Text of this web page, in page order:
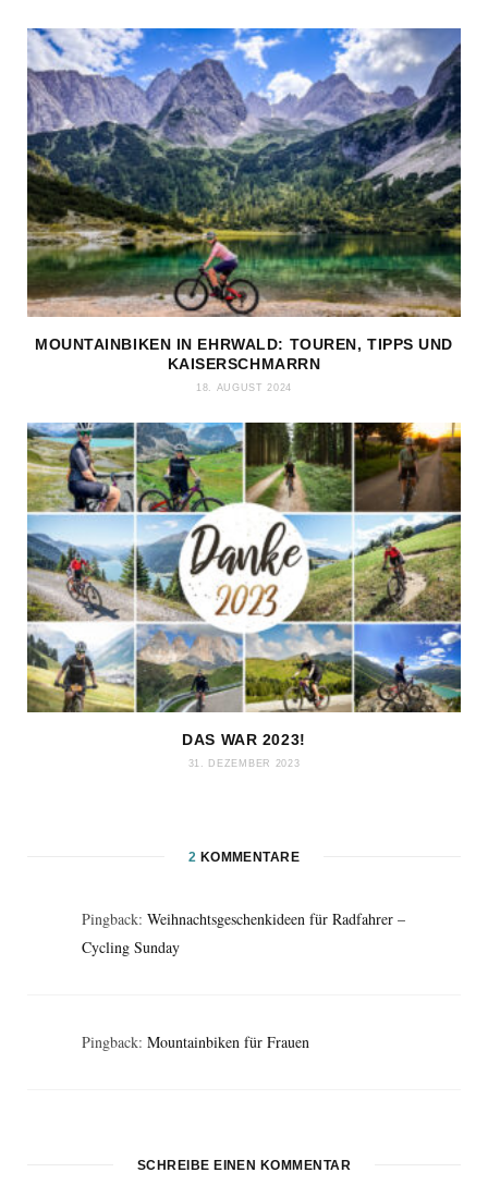
MOUNTAINBIKEN IN EHRWALD: TOUREN, TIPPS UND
KAISERSCHMARRN
18. AUGUST 2024
DAS WAR 2023!
31. DEZEMBER 2023
2 KOMMENTARE
Pingback: Weihnachtsgeschenkideen für Radfahrer –
Cycling Sunday
Pingback: Mountainbiken für Frauen
SCHREIBE EINEN KOMMENTAR